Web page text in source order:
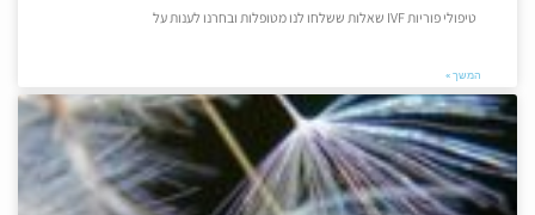
טיפולי פוריות IVF שאלות ששלחו לנו מטופלות ובחרנו לענות על
המשך »